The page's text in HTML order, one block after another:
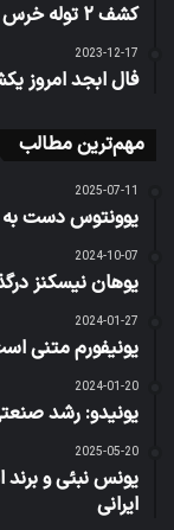
کشف ۲ توله خرس سیاه بلوچی در این استان
2023-12-17
فال ابجد امروز یکشنبه 26 آذرماه 1402/ فال
مهم‌ترین مطالب
2025-07-11
یوونتوس دست
2024-10-07
یوهان نیسکنز
2024-01-27
یونیفورم متنی
2024-01-20
یونیدو: رشد صنعتی ایران از 164
2025-05-20
یونس نبئی و
ایرانی